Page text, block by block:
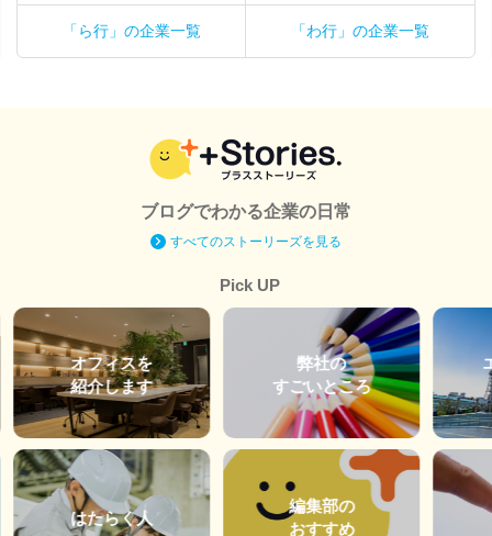
「ら行」の企業一覧 「わ行」の企業一覧
ブログでわかる企業の日常
すべてのストーリーズを見る
Pick UP
オフィスを
紹介します
はたらく人
弊社の
すごいところ
編集部の
おすすめ